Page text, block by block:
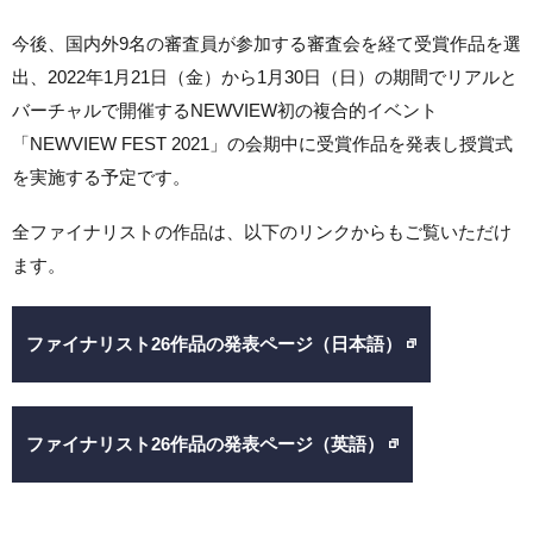
今後、国内外9名の審査員が参加する審査会を経て受賞作品を選
出、2022年1月21日（金）から1月30日（日）の期間でリアルと
バーチャルで開催するNEWVIEW初の複合的イベント
「NEWVIEW FEST 2021」の会期中に受賞作品を発表し授賞式
を実施する予定です。
全ファイナリストの作品は、以下のリンクからもご覧いただけ
ます。
ファイナリスト26作品の発表ページ（日本語）
ファイナリスト26作品の発表ページ（英語）